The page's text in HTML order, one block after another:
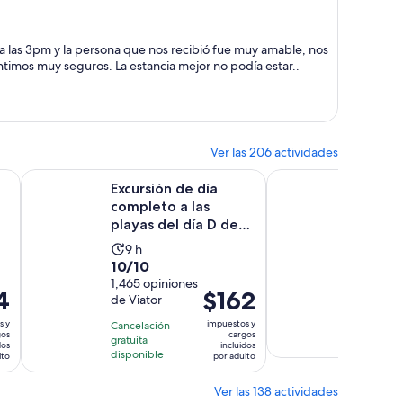
ahora
de
$1,685
las 3pm y la persona que nos recibió fue muy amable, nos
muy seguros. La estancia mejor no podía estar..
Ver las 206 actividades
...Se abrirá en una nueva pestaña
y
Normandía y el cementerio estadounide... Se abrirá en una
Excursión de día
completo a las
playas del día D de
Normandía desde
Bayeux
La
actividad
dura
9
horas
9 h
10.0
de
10
con
1465
opiniones
10/10
1,465 opiniones
de Viator
Cancelación
gratuita
disponible
El
precio
es
de
$162.
por
$162
impuestos y
cargos
incluidos
por adulto
Excursión de día completo a las playas del día D de
Excursión de medio
Ver las 138 actividades